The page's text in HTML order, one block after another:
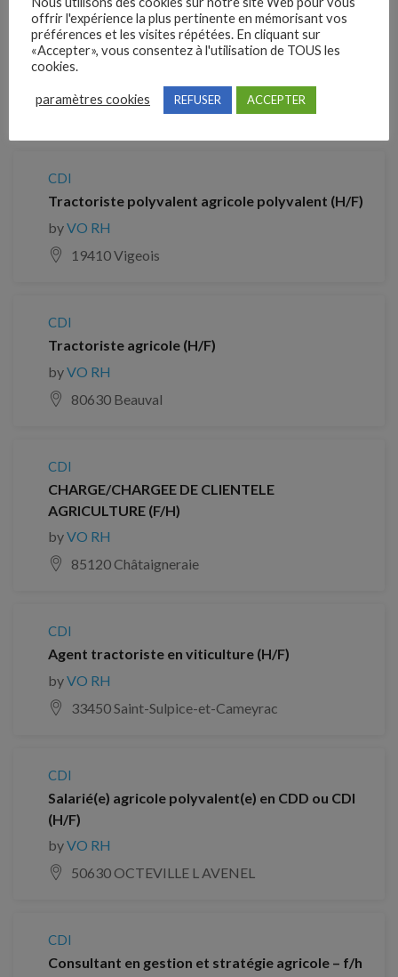
CDI
Ouvrier avicole (H/F)
33360 Cénac
CDI
Tractoriste polyvalent agricole polyvalent (H/F)
byVO RH
19410 Vigeois
CDI
Tractoriste agricole (H/F)
byVO RH
80630 Beauval
CDI
CHARGE/CHARGEE DE CLIENTELE
AGRICULTURE (F/H)
byVO RH
85120 Châtaigneraie
CDI
Agent tractoriste en viticulture (H/F)
byVO RH
33450 Saint-Sulpice-et-Cameyrac
CDI
Salarié(e) agricole polyvalent(e) en CDD ou CDI
(H/F)
byVO RH
50630 OCTEVILLE L AVENEL
CDI
Consultant en gestion et stratégie agricole – f/h
offrir l'expérience la plus pertinente en mémorisant vos
préférences et les visites répétées. En cliquant sur
«Accepter», vous consentez à l'utilisation de TOUS les
cookies.
paramètres cookies REFUSER ACCEPTER